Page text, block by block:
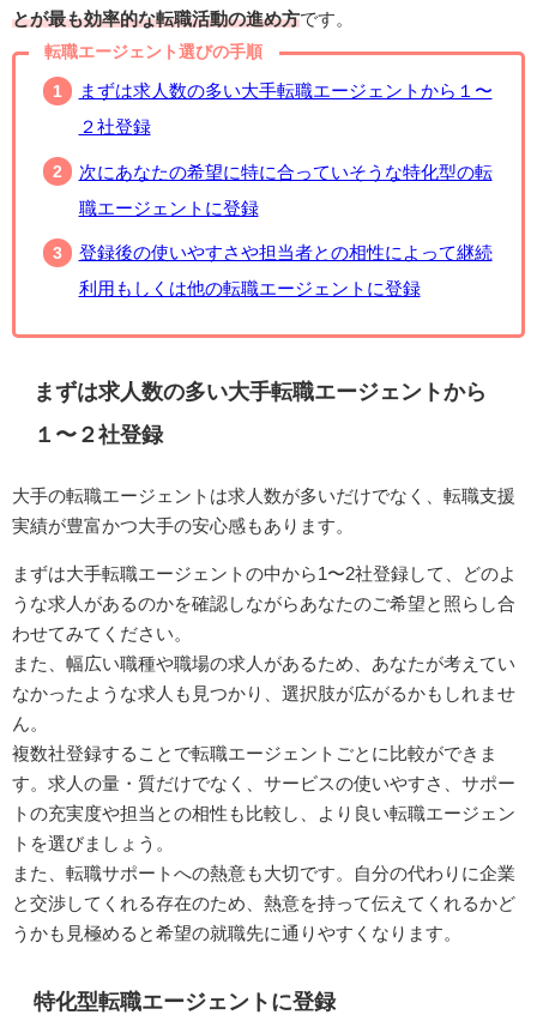
とが最も効率的な転職活動の進め方です。
転職エージェント選びの手順
まずは求人数の多い大手転職エージェントから１〜
２社登録
次にあなたの希望に特に合っていそうな特化型の転
職エージェントに登録
登録後の使いやすさや担当者との相性によって継続
利用もしくは他の転職エージェントに登録
まずは求人数の多い大手転職エージェントから
１〜２社登録
大手の転職エージェントは求人数が多いだけでなく、転職支援
実績が豊富かつ大手の安心感もあります。
まずは大手転職エージェントの中から1〜2社登録して、どのよ
うな求人があるのかを確認しながらあなたのご希望と照らし合
わせてみてください。
また、幅広い職種や職場の求人があるため、あなたが考えてい
なかったような求人も見つかり、選択肢が広がるかもしれませ
ん。
複数社登録することで転職エージェントごとに比較ができま
す。求人の量・質だけでなく、サービスの使いやすさ、サポー
トの充実度や担当との相性も比較し、より良い転職エージェン
トを選びましょう。
また、転職サポートへの熱意も大切です。自分の代わりに企業
と交渉してくれる存在のため、熱意を持って伝えてくれるかど
うかも見極めると希望の就職先に通りやすくなります。
特化型転職エージェントに登録